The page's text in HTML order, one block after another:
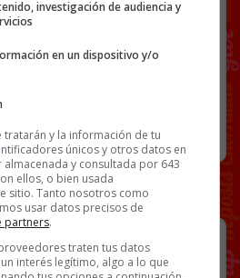
POR CORREO
investigación de audiencia y
en un dispositivo y/o
tratarán y la información de tu
únicos y otros datos en
y consultada por 643
ellos, o bien usada
sitio. Tanto nosotros como
usar datos precisos de
partners.
traten tus datos
interés legítimo, algo a lo que